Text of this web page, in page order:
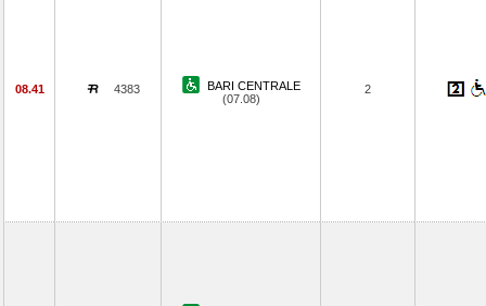
08.41 4383
BARI CENTRALE
(07.08)
2